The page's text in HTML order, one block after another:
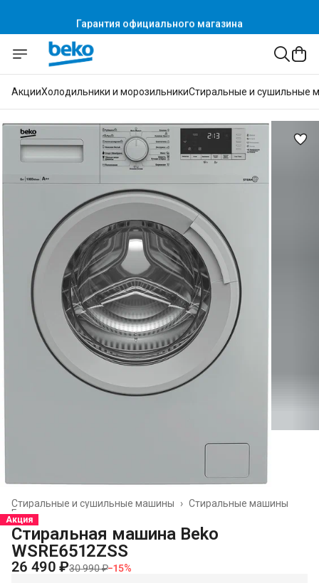
Гарантия официального магазина
АкцииХолодильники и морозильникиСтиральные и сушильные
Стиральные машины
Стиральные и сушильные машины
›
Главная
Акция
Стиральная машина Beko
WSRE6512ZSS
26 490 ₽30 990 ₽−15%